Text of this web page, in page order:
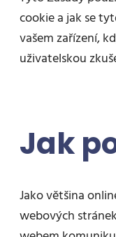
cookie a jak se
vašem zařízení,
uživatelskou
Jak
Jako většina
webových